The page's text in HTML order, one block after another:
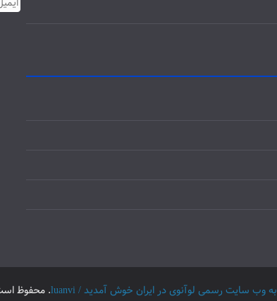
به وب سایت رسمی لوآنوی در ایران خوش آمدید / luanvi
. محفوظ